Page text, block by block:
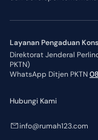
Layanan Pengaduan
Direktorat Jenderal
PKTN)
WhatsApp Ditjen PKTN
Hubungi Kami
info@rumah123.com